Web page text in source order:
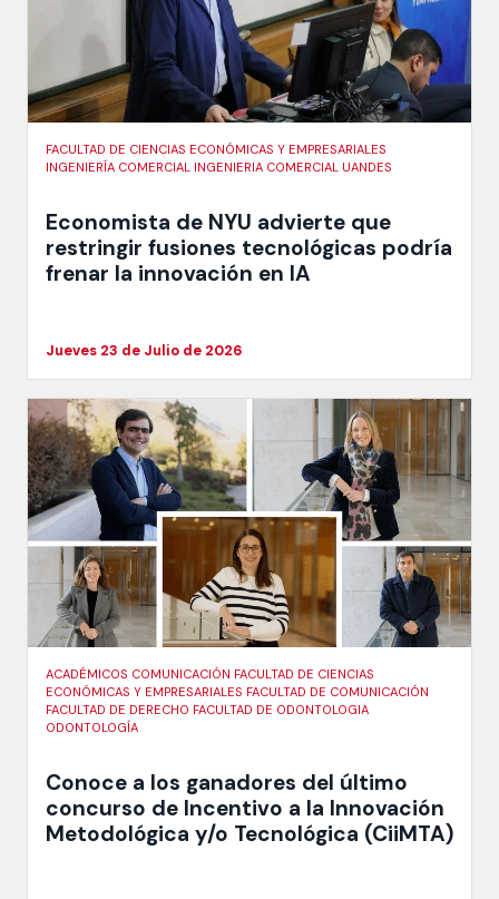
FACULTAD DE CIENCIAS ECONÓMICAS Y EMPRESARIALES
INGENIERÍA COMERCIAL INGENIERIA COMERCIAL UANDES
Economista de NYU advierte que
restringir fusiones tecnológicas podría
frenar la innovación en IA
Jueves 23 de Julio de 2026
ACADÉMICOS COMUNICACIÓN FACULTAD DE CIENCIAS
ECONÓMICAS Y EMPRESARIALES FACULTAD DE COMUNICACIÓN
FACULTAD DE DERECHO FACULTAD DE ODONTOLOGIA
ODONTOLOGÍA
Conoce a los ganadores del último
concurso de Incentivo a la Innovación
Metodológica y/o Tecnológica (CiiMTA)